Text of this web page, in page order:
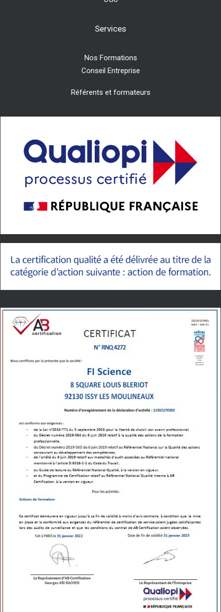
Services
Nos Formations
Conseil Entreprise
Référents et formateurs